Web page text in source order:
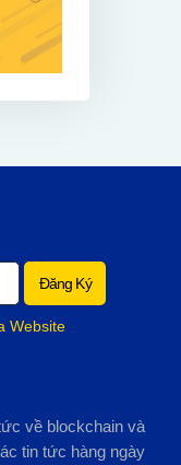
Website
về blockchain và
tin tức hàng ngày